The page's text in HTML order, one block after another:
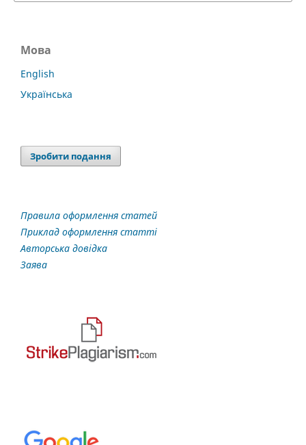
Мова
English
Українська
Зробити подання
Правила оформлення статей
Приклад оформлення статті
Авторська довідка
Заява